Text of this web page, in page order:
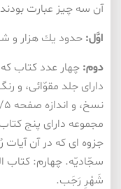
آن سه چيز عبارت بودند
اوَّل: حدود يك هزار و
دوم: چهار عدد كتاب
داراى جلد مقوّائى، و
مجموعه داراى پنج
جزوه اى كه در آن
سجّاديّه. چهارم: كتاب
شَهْرِ رَجَب.